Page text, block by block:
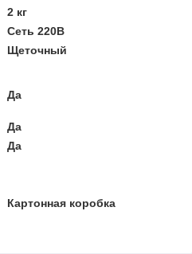
2 кг
Сеть 220В
Щеточный
Да
Да
Да
Картонная коробка